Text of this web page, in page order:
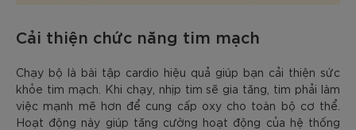
Cải thiện chức năng tim mạch
Chạy bộ là bài tập cardio hiệu quả giúp bạn cải thiện sức
khỏe tim mạch. Khi chạy, nhịp tim sẽ gia tăng, tim phải làm
việc mạnh mẽ hơn để cung cấp oxy cho toàn bộ cơ thể.
Hoạt động này giúp tăng cường hoạt động của hệ thống